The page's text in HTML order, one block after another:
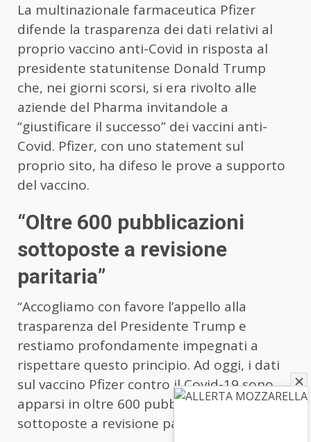
La multinazionale farmaceutica Pfizer
difende la trasparenza dei dati relativi al
proprio vaccino anti-Covid in risposta al
presidente statunitense Donald Trump
che, nei giorni scorsi, si era rivolto alle
aziende del Pharma invitandole a
“giustificare il successo” dei vaccini anti-
Covid. Pfizer, con uno statement sul
proprio sito, ha difeso le prove a supporto
del vaccino.
“Oltre 600 pubblicazioni
sottoposte a revisione
paritaria”
“Accogliamo con favore l’appello alla
trasparenza del Presidente Trump e
restiamo profondamente impegnati a
rispettare questo principio. Ad oggi, i dati
sul vaccino Pfizer contro il Covid-19 sono
apparsi in oltre 600 pubblicazioni
sottoposte a revisione paritaria”.